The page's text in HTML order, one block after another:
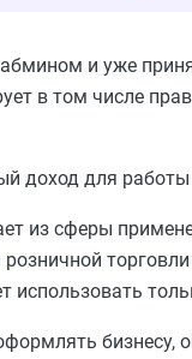
и уже
в том числе
доход для
из сферы